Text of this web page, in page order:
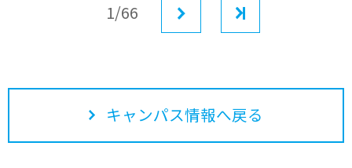
1/66
キャンパス情報へ戻る